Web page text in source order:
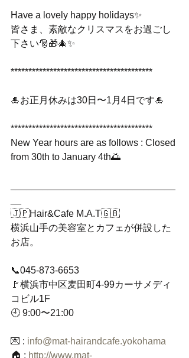
Have a lovely happy holidays✨
皆さま、素敵なクリスマスをお過ごし
下さい🎅🎁🎄✨
****************************************
🎍お正月休みは30日〜1月4日です🎍
****************************************
New Year hours are as follows : Closed
from 30th to January 4th🌅
🇯🇵Hair&Cafe M.A.T🇬🇧
横浜山手の美容室とカフェが併設した
お店。
📞045-873-6653
🚩横浜市中区麦田町4-99カーサメディ
コビル1F
🕘 9:00〜21:00
💌 : info@mat-hairandcafe.yokohama
🏠 : http://www.mat-